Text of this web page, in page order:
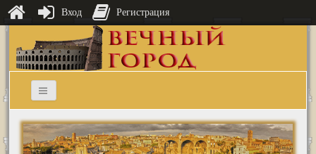
Вход Регистрация